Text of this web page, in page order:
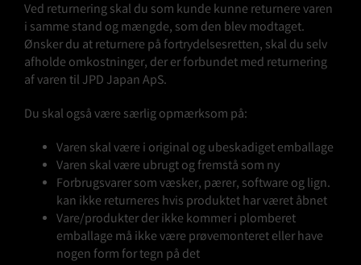
Ved returnering skal du som kunde kunne returnere varen
i samme stand og mængde, som den blev modtaget.
Ønsker du at returnere på fortrydelsesretten, skal du selv
afholde omkostninger, der er forbundet med returnering
af varen til JPD Japan ApS.
Du skal også være særlig opmærksom på:
Varen skal være i original og ubeskadiget emballage
Varen skal være ubrugt og fremstå som ny
Forbrugsvarer som væsker, pærer, software og lign.
kan ikke returneres hvis produktet har været åbnet
Vare/produkter der ikke kommer i plomberet
emballage må ikke være prøvemonteret eller have
nogen form for tegn på det